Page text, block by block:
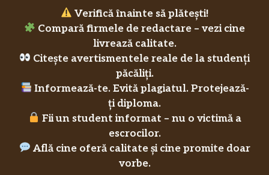
Verifică înainte să plătești!
Compară firmele de redactare – vezi cine
livrează calitate.
Citește avertismentele reale de la studenți
păcăliți.
Informează-te. Evită plagiatul. Protejează-
ți diploma.
Fii un student informat – nu o victimă a
escrocilor.
Află cine oferă calitate și cine promite doar
vorbe.